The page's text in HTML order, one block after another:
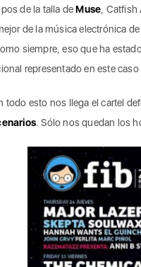
de la talla deMuse ,
de la música electrónica
siempre, eso que ha
representado en este
todo esto nos llega el cartel
. Sólo nos quedan los